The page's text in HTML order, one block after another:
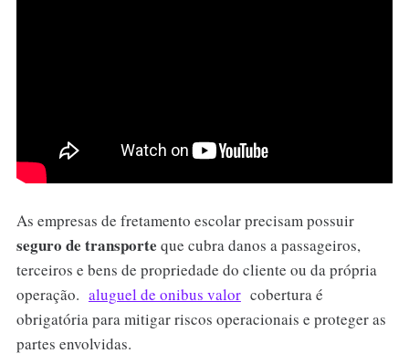
As empresas de fretamento escolar precisam possuir
seguro de transporte que cubra danos a passageiros,
terceiros e bens de propriedade do cliente ou da própria
operação. aluguel de onibus valorcobertura é
obrigatória para mitigar riscos operacionais e proteger as
partes envolvidas.